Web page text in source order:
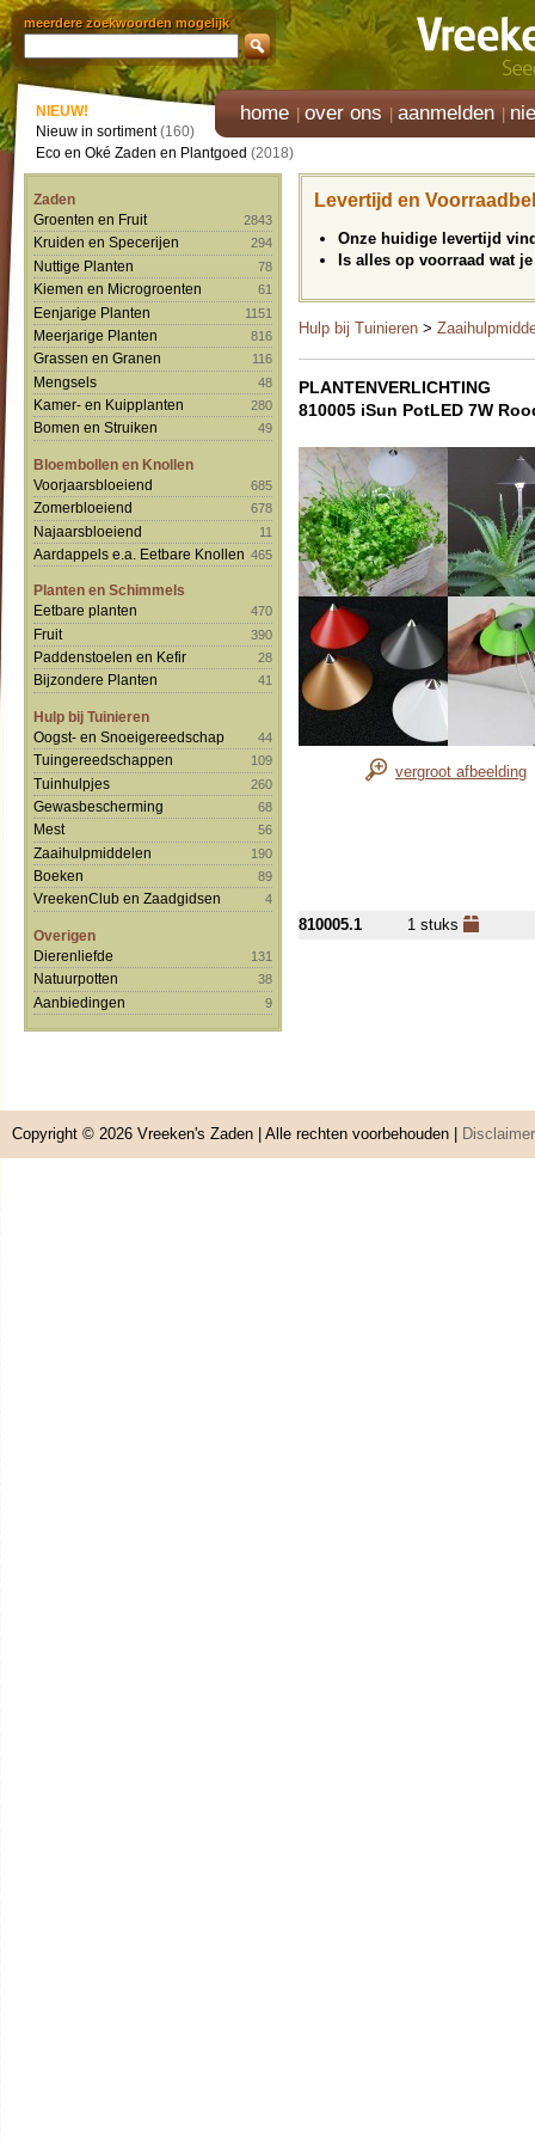
meerdere zoekwoorden mogelijk
home over ons aanmelden
NIEUW!
Nieuw in sortiment(160)
Eco en Oké Zaden en Plantgoed (2018)
Zaden
Groenten en Fruit
2843
Kruiden en Specerijen 294
Nuttige Planten 78
Kiemen en Microgroenten 61
Eenjarige Planten 1151
Meerjarige Planten 816
Grassen en Granen 116
Mengsels 48
Kamer- en Kuipplanten 280
Bomen en Struiken 49
Bloembollen en Knollen
Voorjaarsbloeiend
685
Zomerbloeiend 678
Najaarsbloeiend 11
Aardappels e.a. Eetbare Knollen 465
Planten en Schimmels
Eetbare planten
470
Fruit 390
Paddenstoelen en Kefir 28
Bijzondere Planten 41
Hulp bij Tuinieren
Oogst- en Snoeigereedschap
44
Tuingereedschappen 109
Tuinhulpjes 260
Gewasbescherming 68
Mest 56
Zaaihulpmiddelen 190
Boeken 89
VreekenClub en Zaadgidsen 4
Overigen
Dierenliefde
131
Natuurpotten 38
Aanbiedingen 9
Levertijd en
Onze huidige levertijd
Is alles op voorraad wat
Hulp bij Tuinieren >
PLANTENVERLICHTING
810005 iSun PotLED 7W
vergroot afbeelding
810005.1 1 stuks
Copyright © 2026 Vreeken's Zaden | Alle rechten voorbehouden | Disclaimer